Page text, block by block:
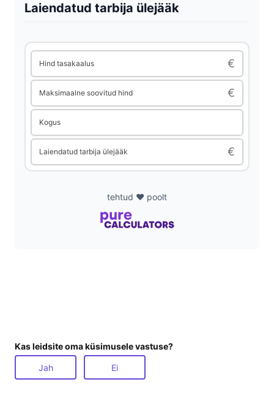
Laiendatud tarbija ülejääk
Hind tasakaalus €
Maksimaalne soovitud hind €
Kogus
Laiendatud tarbija ülejääk €
tehtud ❤️ poolt
Kas leidsite oma küsimusele vastuse?
Jah Ei